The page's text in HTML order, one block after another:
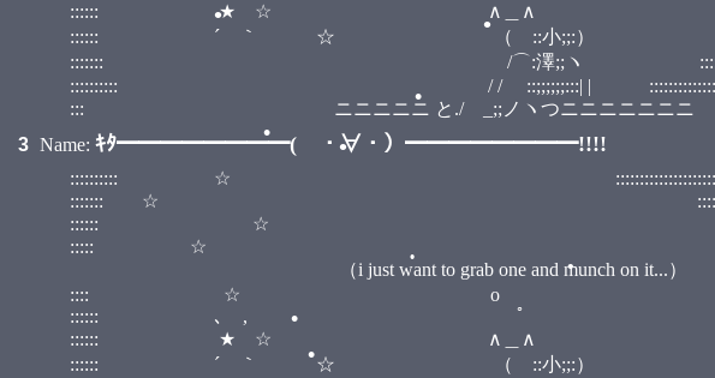
:::::: ★ ☆ ∧＿∧
:::::: ´ ｀ ☆ （ ::小;;:）
::::::: /⌒:澤;;ヽ
:::::::::: / / ::;;;;;;:::| |
::: ニニニニニ と./ゝ_;;ノヽつニニニニニニニ
3 Name: ｷﾀ━━━━━━━━( ・∀・）━━━━━━━━!!!!
:::::::::: ☆
::::::: ☆
:::::: ☆
::::: ☆
（i just want to grab one and munch on it...）
:::: ☆ o
:::::: ､ , ﾟ
:::::: ★ ☆ ∧＿∧
:::::: ´ ｀ ☆ （ ::小;;:）
•
•
•